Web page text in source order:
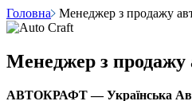
Головна Менеджер з продажу
Менеджер з продажу
АВТОКРАФТ — Українська